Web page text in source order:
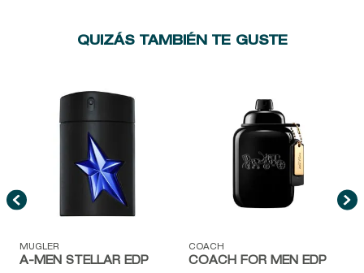
QUIZÁS TAMBIÉN TE GUSTE
MUGLER
A-MEN STELLAR EDP
COACH
COACH FOR MEN EDP